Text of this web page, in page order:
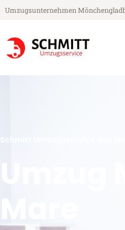
Umzugsunternehmen
Mare